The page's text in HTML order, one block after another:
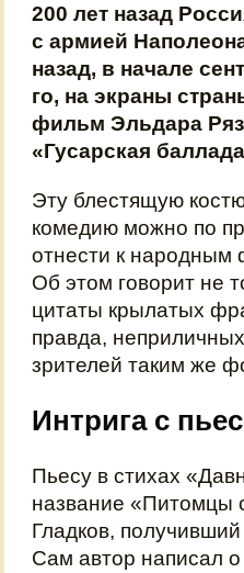
200 лет назад
с армией
назад, в начале
го, на экраны
фильм Эльдара
«Гусарская
Эту блестящую
комедию можно по
отнести к народным
Об этом говорит не
цитаты крылатых
правда,
зрителей таким же
Интрига с
Пьесу в стихах
название «Питомцы
Гладков,
Сам автор написал